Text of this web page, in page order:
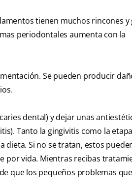
tienen muchos rincones y
periodontales aumenta con la
Se pueden producir
dental) y dejar unas
Tanto la gingivitis como la
dieta. Si no se tratan, estos
por vida. Mientras recibas
que los pequeños problemas que